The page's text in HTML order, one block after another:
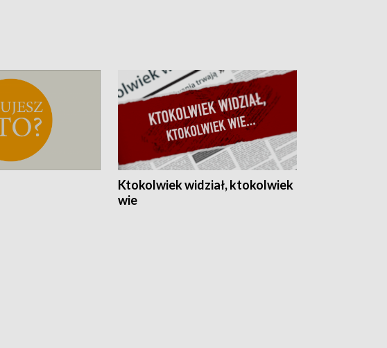
Ktokolwiek widział, ktokolwiek
wie